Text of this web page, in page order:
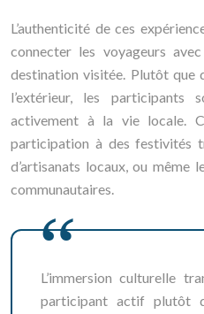
L’authenticité de ces
connecter les voyageurs
destination visitée. Plutôt que
l’extérieur, les
activement à la vie locale.
participation à des festivités
d’artisanats locaux, ou même
communautaires.
L’immersion culturelle
participant actif plutôt